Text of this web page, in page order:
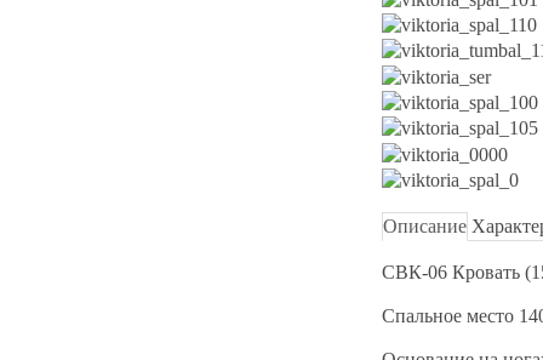
Описание
СВК-06 Кровать
Спальное место